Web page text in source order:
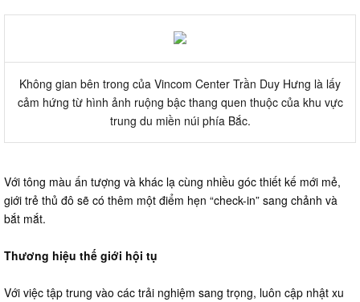
Không gian bên trong của Vincom Center Trần Duy Hưng là lấy
cảm hứng từ hình ảnh ruộng bậc thang quen thuộc của khu vực
trung du miền núi phía Bắc.
Với tông màu ấn tượng và khác lạ cùng nhiều góc thiết kế mới mẻ,
giới trẻ thủ đô sẽ có thêm một điểm hẹn “check-in” sang chảnh và
bắt mắt.
Thương hiệu thế giới hội tụ
Với việc tập trung vào các trải nghiệm sang trọng, luôn cập nhật xu